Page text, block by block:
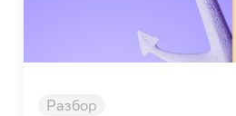
Разбор